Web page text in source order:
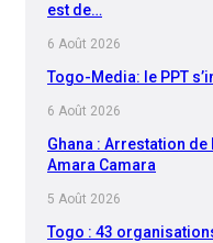
est de…
6 Août 2026
Togo-Media: le PPT
6 Août 2026
Ghana : Arrestation de
Amara Camara
5 Août 2026
Togo : 43